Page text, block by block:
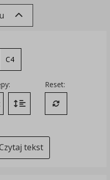
C4
odstęp między literami
Zmień interlinię i margines
Reset:
Przywróć
tekst